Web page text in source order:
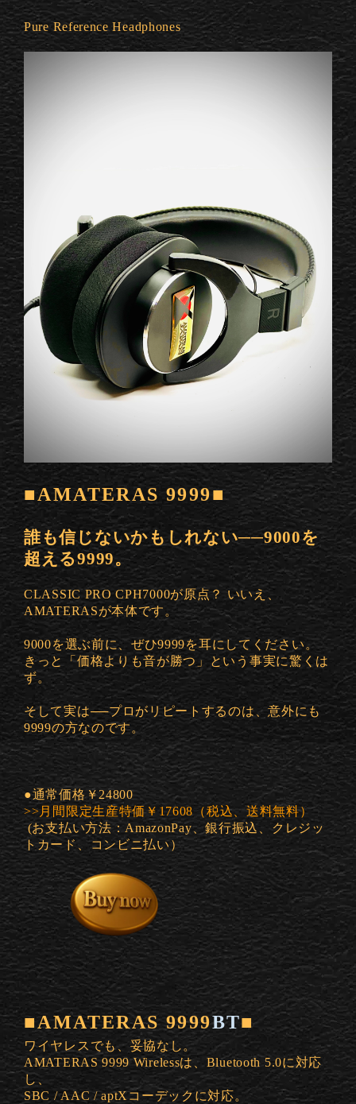
Pure Reference Headphones
■AMATERAS 9999■
誰も信じないかもしれない──9000を
超える9999。
CLASSIC PRO CPH7000が原点？ いいえ、
AMATERASが本体です。
9000を選ぶ前に、ぜひ9999を耳にしてください。
きっと「価格よりも音が勝つ」という事実に驚くは
ず。
そして実は──プロがリピートするのは、意外にも
9999の方なのです。
●通常価格￥24800
>>月間限定生産特価￥17608（税込、送料無料）
(お支払い方法：AmazonPay、銀行振込、クレジッ
トカード、コンビニ払い）
■AMATERAS 9999BT■
ワイヤレスでも、妥協なし。
AMATERAS 9999 Wirelessは、Bluetooth 5.0に対応
し、
SBC / AAC / aptXコーデックに対応。